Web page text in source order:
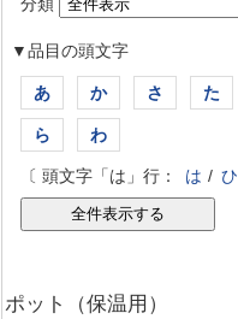
▼品目の頭文字
あ か さ た
ら わ
〔 頭文字「は」行： は / ひ
ポット（保温用）